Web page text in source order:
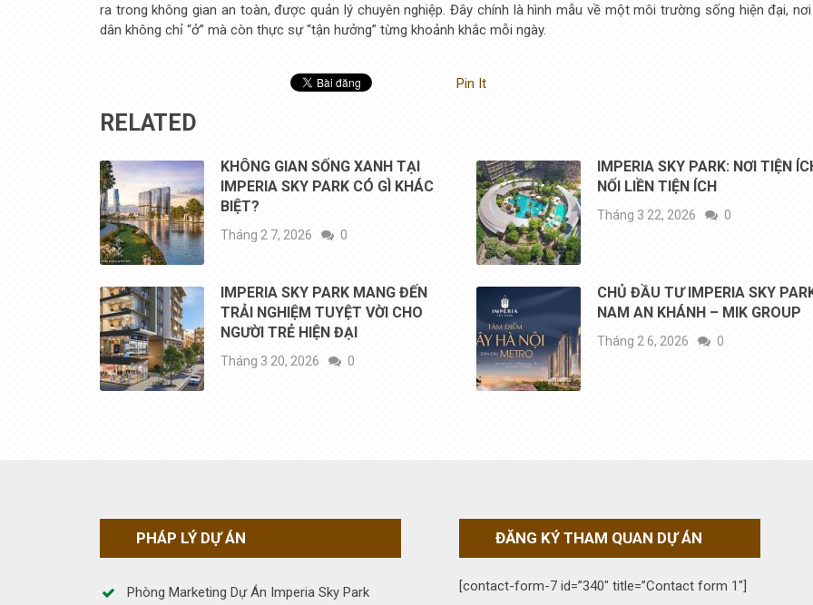
ra trong không gian an toàn, được quản lý chuyên nghiệp. Đây chính là hình mẫu về một môi trường sống hiện đại,
dân không chỉ “ở” mà còn thực sự “tận hưởng” từng khoảnh khắc mỗi ngày.
Pin It
RELATED
KHÔNG GIAN SỐNG XANH TẠI
IMPERIA SKY PARK CÓ GÌ KHÁC
BIỆT?
Tháng 2 7, 2026 0
IMPERIA SKY PARK: NƠI TIỆN
NỐI LIỀN TIỆN ÍCH
Tháng 3 22, 2026 0
IMPERIA SKY PARK MANG ĐẾN
TRẢI NGHIỆM TUYỆT VỜI CHO
NGƯỜI TRẺ HIỆN ĐẠI
Tháng 3 20, 2026 0
CHỦ ĐẦU TƯ IMPERIA SKY
NAM AN KHÁNH – MIK GROUP
Tháng 2 6, 2026 0
PHÁP LÝ DỰ ÁN
Phòng Marketing Dự Án Imperia Sky Park
ĐĂNG KÝ THAM QUAN DỰ ÁN
[contact-form-7 id=”340″ title=”Contact form 1″]